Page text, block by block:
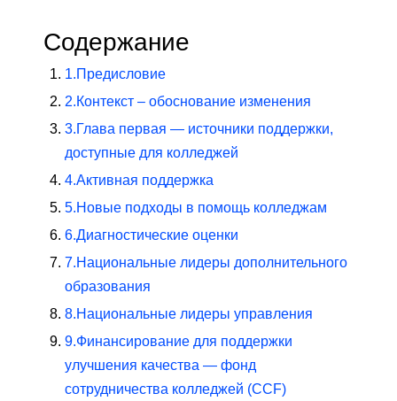
Содержание
1.Предисловие
2.Контекст – обоснование изменения
3.Глава первая — источники поддержки,
доступные для колледжей
4.Активная поддержка
5.Новые подходы в помощь колледжам
6.Диагностические оценки
7.Национальные лидеры дополнительного
образования
8.Национальные лидеры управления
9.Финансирование для поддержки
улучшения качества — фонд
сотрудничества колледжей (CCF)